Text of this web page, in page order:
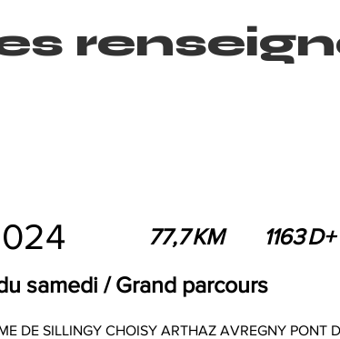
77,7KM 1163D+
samedi / Grand parcours
DE SILLINGY CHOISY ARTHAZ AVREGNY PONT